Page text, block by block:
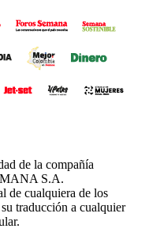
de la compañía
S.A.
de cualquiera de los
traducción a cualquier